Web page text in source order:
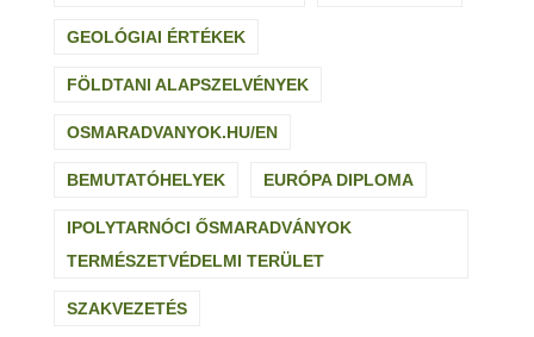
GEOLÓGIAI ÉRTÉKEK
FÖLDTANI ALAPSZELVÉNYEK
OSMARADVANYOK.HU/EN
BEMUTATÓHELYEK EURÓPA DIPLOMA
IPOLYTARNÓCI ŐSMARADVÁNYOK
TERMÉSZETVÉDELMI TERÜLET
SZAKVEZETÉS